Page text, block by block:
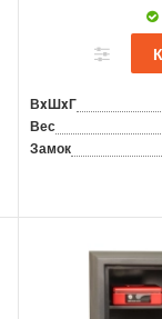
ВxШxГ
Вес
Замок